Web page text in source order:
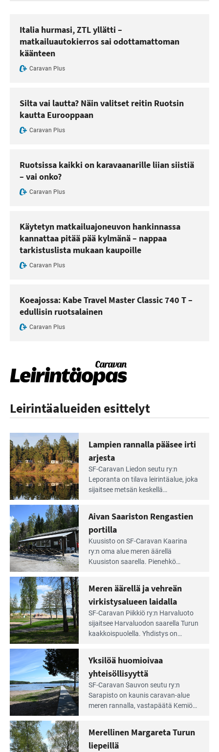
Italia hurmasi, ZTL yllätti –
matkailuautokierros sai odottamattoman
käänteen
Caravan Plus
Silta vai lautta? Näin valitset reitin Ruotsin
kautta Eurooppaan
Caravan Plus
Ruotsissa kaikki on karavaanarille liian siistiä
– vai onko?
Caravan Plus
Käytetyn matkailuajoneuvon hankinnassa
kannattaa pitää pää kylmänä – nappaa
tarkistuslista mukaan kaupoille
Caravan Plus
Koeajossa: Kabe Travel Master Classic 740 T –
edullisin ruotsalainen
Caravan Plus
Leirintäalueiden esittelyt
Lue
Leirintäoppaan
artikkeli:
Lampien
rannalla
pääsee
irti
arjesta
Lampien rannalla pääsee irti
arjesta
SF-Caravan Liedon seutu ry:n
Leporanta on tilava leirintäalue, joka
sijaitsee metsän kes­kellä
tarjoaa ympäris­töineen kauniit
maisemat ja loistavat virkistäytymis­
mahdollisuudet.
Lue
Leirintäoppaan
artikkeli:
Aivan
Saariston
Rengastien
portilla
Aivan Saariston Rengastien
portilla
Kuusisto on SF-Caravan Kaarina
ry:n oma alue meren äärellä
Kuusiston saarella. Pie­nehkö
Lue
Leirintäoppaan
artikkeli:
Meren
äärellä
ja
vehreän
virkistysalueen
laidalla
Meren äärellä ja vehreän
virkistysalueen laidalla
SF-Caravan Piikkiö ry:n Harvaluoto
sijait­see Harvaluodon saarella Turun
kaakkois­puolella. Yhdistys on
virkistysalueesta.
Lue
Leirintäoppaan
artikkeli:
Yksilöä
huomioivaa
yhteisöllisyyttä
Yksilöä huomioivaa
yhteisöllisyyttä
SF-Caravan Sauvon seutu ry:n
Sarapisto on kaunis caravan-alue
meren rannalla, vasta­päätä Kemiön
kymmenen paikkaa ilman sähköä.
Merellinen Margareta Turun
liepeillä